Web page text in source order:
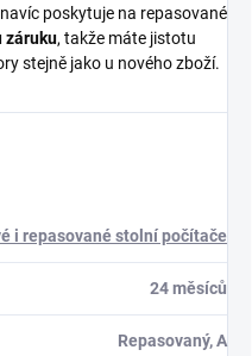
poskytuje na repasované
záruku, takže máte jistotu
stejně jako u nového zboží.
i repasované stolní počítače
24 měsíců
Repasovaný, A